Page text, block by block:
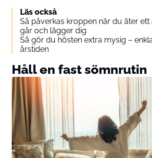
Läs också
Så påverkas kroppen när du äter ett
går och lägger dig
Så gör du hösten extra mysig –
årstiden
Håll en fast sömnrutin